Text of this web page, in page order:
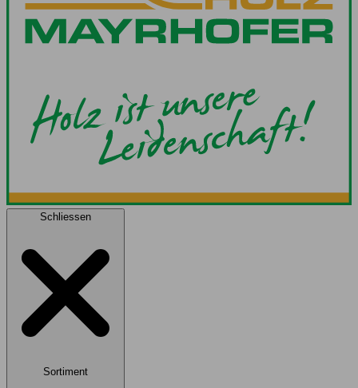
Schliessen
Sortiment